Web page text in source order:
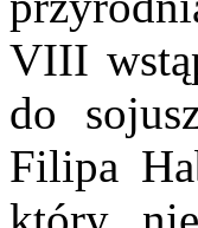
VIII
do
Filipa